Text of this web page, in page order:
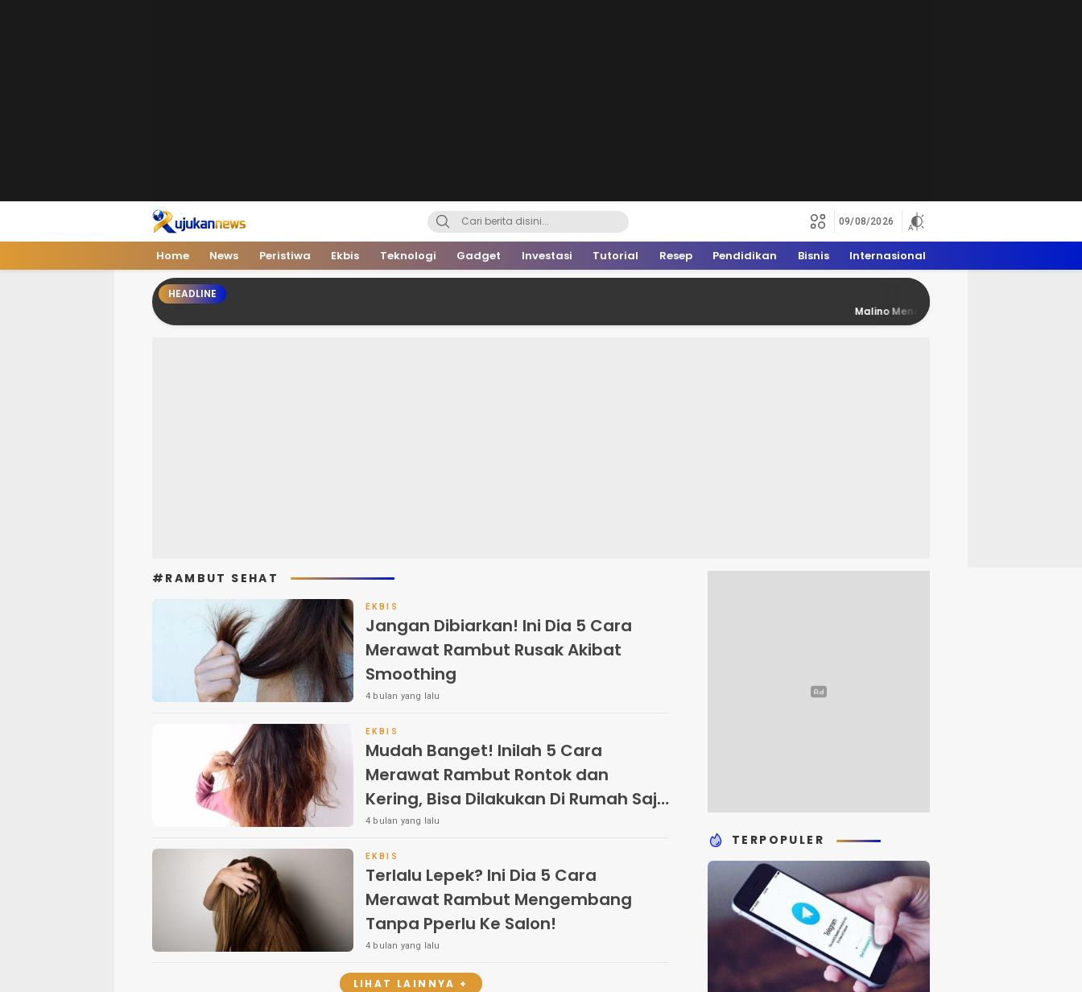
Rujukan News
Satu Rujukan Sejuta Informasi
09/08/2026
Home News Peristiwa Ekbis Teknologi Gadget Investasi Tutorial Resep Pendidikan Bisnis Internasional
HEADLINE
Malino Mendadak Penuh Rider Trail, WAM 2026
#RAMBUT SEHAT
EKBIS
Jangan Dibiarkan! Ini Dia 5 Cara
Merawat Rambut Rusak Akibat
Smoothing
4 bulan yang lalu
EKBIS
Mudah Banget! Inilah 5 Cara
Merawat Rambut Rontok dan
Kering, Bisa Dilakukan Di Rumah Saja
Lho
4 bulan yang lalu
EKBIS
Terlalu Lepek? Ini Dia 5 Cara
Merawat Rambut Mengembang
Tanpa Pperlu Ke Salon!
4 bulan yang lalu
LIHAT LAINNYA +
TERPOPULER